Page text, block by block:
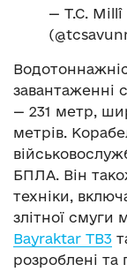
— T.C. Millî
завантаженні
— 231 метр,
метрів.
БПЛА. Він
техніки,
злітної смуги
Bayraktar TB3
розроблені